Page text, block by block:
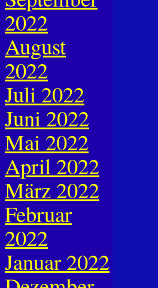
2022
August
2022
Juli 2022
Juni 2022
Mai 2022
April 2022
März 2022
Februar
2022
Januar 2022